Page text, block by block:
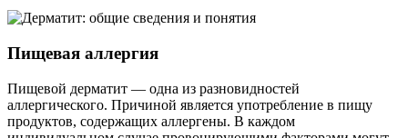
Пищевая аллергия
Пищевой дерматит — одна из разновидностей
аллергического. Причиной является употребление в пищу
продуктов, содержащих аллергены. В каждом